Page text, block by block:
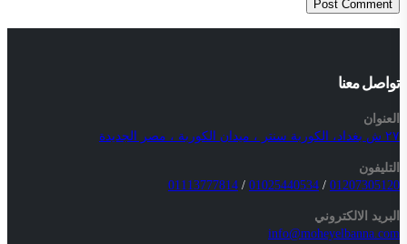
تواصل معنا
العنوان
٢٧ ش بغداد، الكوربة سنتر ، ميدان الكوربة ، مصر الجديدة
التليفون
01207305120
/
01025440534
/
01113777814
البريد الالكتروني
info@moheyelbanna.com